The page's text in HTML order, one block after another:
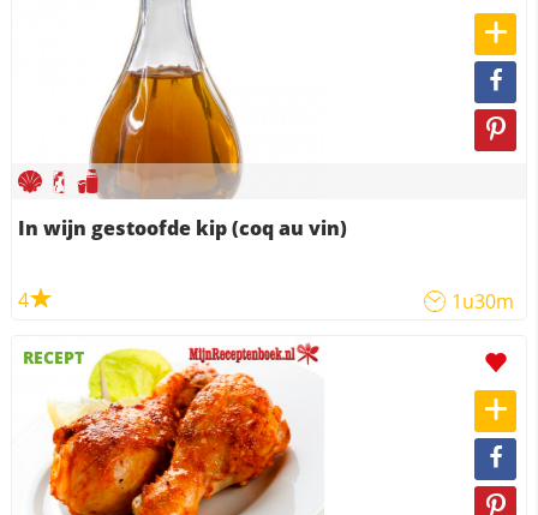
In wijn gestoofde kip (coq au vin)
4 1u30m
RECEPT